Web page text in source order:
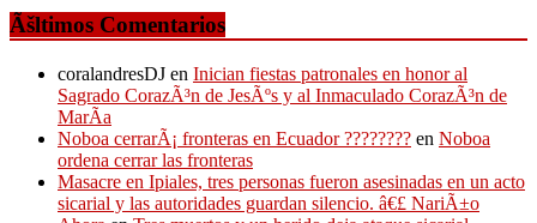
Ãšltimos Comentarios
coralandresDJ en Inician fiestas patronales en honor al
Sagrado CorazÃ³n de JesÃºs y al Inmaculado CorazÃ³n de
MarÃ­a
Noboa cerrarÃ¡ fronteras en Ecuador ???????? en Noboa
ordena cerrar las fronteras
Masacre en Ipiales, tres personas fueron asesinadas en un acto
sicarial y las autoridades guardan silencio. â€£ NariÃ±o